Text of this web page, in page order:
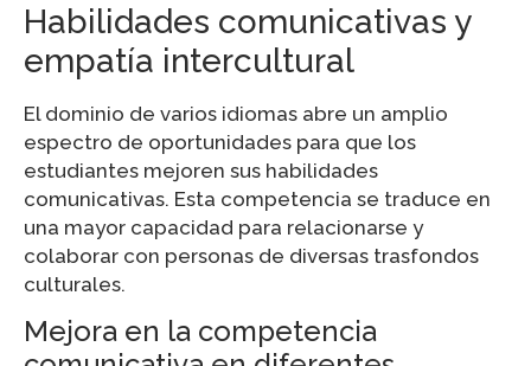
Habilidades comunicativas y
empatía intercultural
El dominio de varios idiomas abre un amplio
espectro de oportunidades para que los
estudiantes mejoren sus habilidades
comunicativas. Esta competencia se traduce en
una mayor capacidad para relacionarse y
colaborar con personas de diversas trasfondos
culturales.
Mejora en la competencia